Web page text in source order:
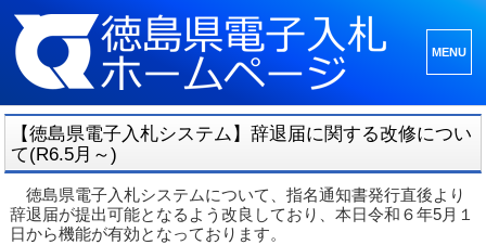
ーとウ
ィジェ
ット
【徳島県電子入札システム】辞退届に関する改修につい
て(R6.5月～)
徳島県電子入札システムについて、指名通知書発行直後より
辞退届が提出可能となるよう改良しており、本日令和６年5月１
日から機能が有効となっております。